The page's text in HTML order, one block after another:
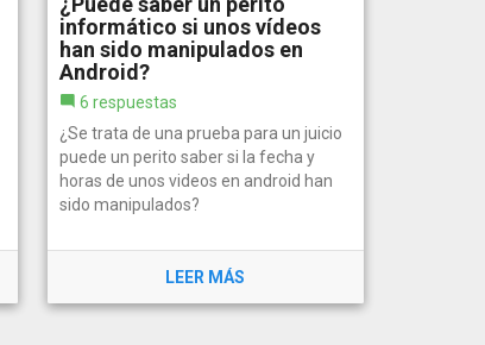
LEER MÁS
informático si unos vídeos
han sido manipulados en
Android?
6 respuestas
¿Se trata de una prueba para un juicio
puede un perito saber si la fecha y
horas de unos videos en android han
sido manipulados?